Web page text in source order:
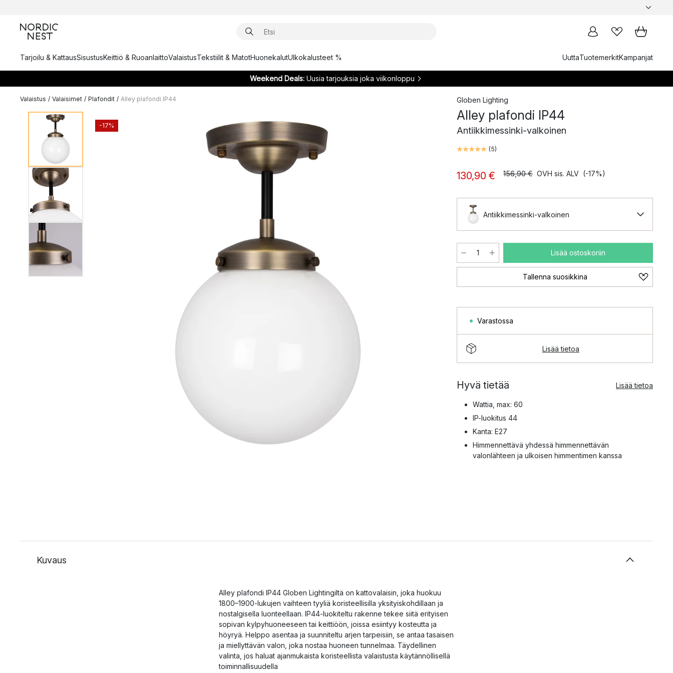
Tarjoilu & KattausSisustusKeittiö & RuoanlaittoValaistusTekstiilit & MatotHuonekalutUlkokalusteet % UuttaTuotemerkitKampanjat
Weekend Deals:Uusia tarjouksia joka viikonloppu
Valaistus / Valaisimet / Plafondit / Alley plafondi IP44
-17%
Globen Lighting
Alley plafondi IP44
Antiikkimessinki-valkoinen
(5)
130,90 € 156,90 € OVH sis. ALV (-17%)
Antiikkimessinki-valkoinen
Lisää ostoskoriin
Tallenna suosikkina
Varastossa
Lisää tietoa
Hyvä tietää Lisää tietoa
Wattia, max: 60
IP-luokitus 44
Kanta: E27
Himmennettävä yhdessä himmennettävän
valonlähteen ja ulkoisen himmentimen kanssa
Kuvaus
Alley plafondi IP44 Globen Lightingiltä on kattovalaisin, joka huokuu
1800–1900‑lukujen vaihteen tyyliä koristeellisilla yksityiskohdillaan ja
nostalgisella luonteellaan. IP44‑luokiteltu rakenne tekee siitä erityisen
sopivan kylpyhuoneeseen tai keittiöön, joissa esiintyy kosteutta ja
höyryä. Helppo asentaa ja suunniteltu arjen tarpeisiin, se antaa tasaisen
ja miellyttävän valon, joka nostaa huoneen tunnelmaa. Täydellinen
valinta, jos haluat ajanmukaista koristeellista valaistusta käytännöllisellä
toiminnallisuudella